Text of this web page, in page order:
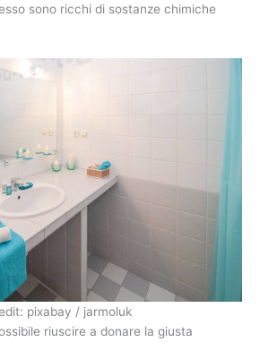
sono ricchi di sostanze chimiche
pixabay / jarmoluk
riuscire a donare la giusta